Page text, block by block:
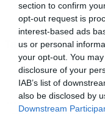
section to confirm
opt-out request is
interest-based ads
us or personal
your opt-out. You
disclosure of your
IAB’s list of
also be disclosed by
Downstream
μετέφερε τον
(το φορτηγό
Ιαπωνία),
ξεφόρτωμα
Στη συνέχεια το
κάνει πρόβες το
Tags: HOME